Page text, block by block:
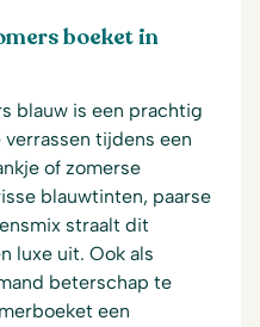
boeket in
blauw is een prachtig
tijdens een
of zomerse
blauwtinten, paarse
straalt dit
luxe uit. Ook als
beterschap te
een